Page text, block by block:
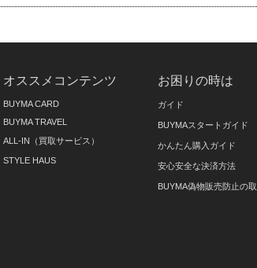
オススメコンテンツ
BUYMA CARD
BUYMA TRAVEL
ALL-IN（買取サービス）
STYLE HAUS
お困りの時は
ガイド
BUYMAスタートガイド
かんたん購入ガイド
安心安全な決済方法
BUYMA偽物販売防止の